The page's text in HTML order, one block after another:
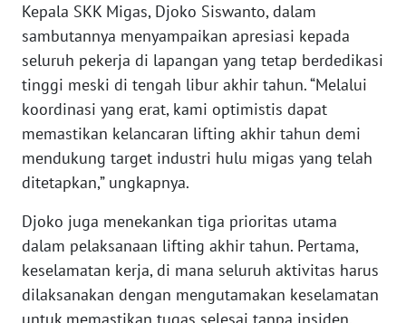
Kepala SKK Migas, Djoko Siswanto, dalam
sambutannya menyampaikan apresiasi kepada
seluruh pekerja di lapangan yang tetap berdedikasi
tinggi meski di tengah libur akhir tahun. “Melalui
koordinasi yang erat, kami optimistis dapat
memastikan kelancaran lifting akhir tahun demi
mendukung target industri hulu migas yang telah
ditetapkan,” ungkapnya.
Djoko juga menekankan tiga prioritas utama
dalam pelaksanaan lifting akhir tahun. Pertama,
keselamatan kerja, di mana seluruh aktivitas harus
dilaksanakan dengan mengutamakan keselamatan
WN
NTT
WN
WN
PAPUA
WN
PAPUA
BARAT